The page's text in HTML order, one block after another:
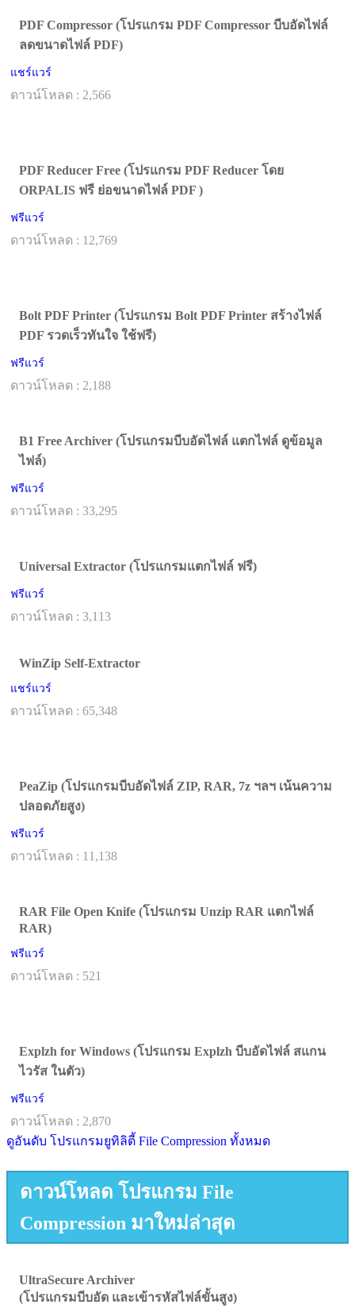
PDF Compressor (โปรแกรม PDF Compressor บีบอัดไฟล์
ลดขนาดไฟล์ PDF)
แชร์แวร์
ดาวน์โหลด : 2,566
PDF Reducer Free (โปรแกรม PDF Reducer โดย
ORPALIS ฟรี ย่อขนาดไฟล์ PDF )
ฟรีแวร์
ดาวน์โหลด : 12,769
Bolt PDF Printer (โปรแกรม Bolt PDF Printer สร้างไฟล์
PDF รวดเร็วทันใจ ใช้ฟรี)
ฟรีแวร์
ดาวน์โหลด : 2,188
B1 Free Archiver (โปรแกรมบีบอัดไฟล์ แตกไฟล์ ดูข้อมูล
ไฟล์)
ฟรีแวร์
ดาวน์โหลด : 33,295
Universal Extractor (โปรแกรมแตกไฟล์ ฟรี)
ฟรีแวร์
ดาวน์โหลด : 3,113
WinZip Self-Extractor
แชร์แวร์
ดาวน์โหลด : 65,348
PeaZip (โปรแกรมบีบอัดไฟล์ ZIP, RAR, 7z ฯลฯ เน้นความ
ปลอดภัยสูง)
ฟรีแวร์
ดาวน์โหลด : 11,138
RAR File Open Knife (โปรแกรม Unzip RAR แตกไฟล์
RAR)
ฟรีแวร์
ดาวน์โหลด : 521
Explzh for Windows (โปรแกรม Explzh บีบอัดไฟล์ สแกน
ไวรัส ในตัว)
ฟรีแวร์
ดาวน์โหลด : 2,870
ดูอันดับ โปรแกรมยูทิลิตี้ File Compression ทั้งหมด
ดาวน์โหลด โปรแกรม File
Compression มาใหม่ล่าสุด
UltraSecure Archiver
(โปรแกรมบีบอัด และเข้ารหัสไฟล์ขั้นสูง)